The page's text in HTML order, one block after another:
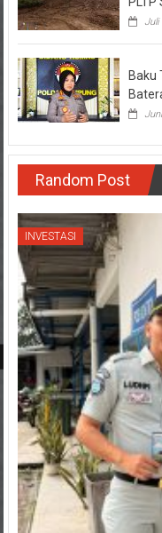
Juli
Baku
Random Post
INVESTASI